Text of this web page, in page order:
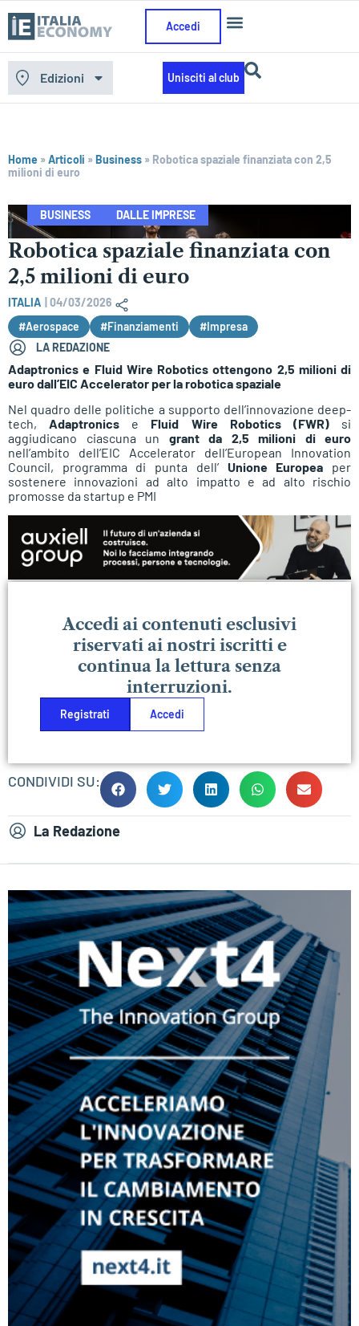
Accedi
Edizioni Unisciti al club
Home »Articoli »Business » Robotica spaziale finanziata con 2,5
milioni di euro
BUSINESS DALLE IMPRESE
Robotica spaziale finanziata con
2,5 milioni di euro
ITALIA
04/03/2026
#Aerospace
#Finanziamenti
#Impresa
LA REDAZIONE
Adaptronics e Fluid Wire Robotics ottengono 2,5 milioni di
euro dall’EIC Accelerator per la robotica spaziale
Nel quadro delle politiche a supporto dell’innovazione deep-
tech,Adaptronics e Fluid Wire Robotics (FWR)si
aggiudicano ciascuna un grant da 2,5 milioni di euro
nell’ambito dell’EIC Accelerator dell’European Innovation
Council, programma di punta dell’ Unione Europea per
sostenere innovazioni ad alto impatto e ad alto rischio
promosse da startup e PMI
Accedi ai contenuti esclusivi
riservati ai nostri iscritti e
continua la lettura senza
interruzioni.
Registrati Accedi
CONDIVIDI SU:
La Redazione